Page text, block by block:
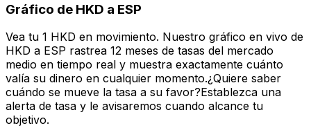
Gráfico de HKD a ESP
Vea tu 1 HKD en movimiento. Nuestro gráfico en vivo de
HKD a ESP rastrea 12 meses de tasas del mercado
medio en tiempo real y muestra exactamente cuánto
valía su dinero en cualquier momento.¿Quiere saber
cuándo se mueve la tasa a su favor?Establezca una
alerta de tasa y le avisaremos cuando alcance tu
objetivo.